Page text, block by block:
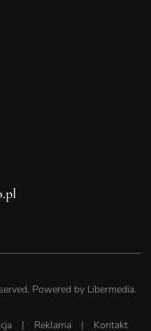
Powered by Libermedia.
| Reklama | Kontakt